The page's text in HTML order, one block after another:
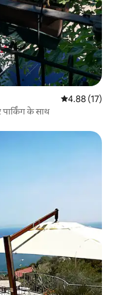
औसत रेटिंग 5 में
4.88 (17)
के साथ